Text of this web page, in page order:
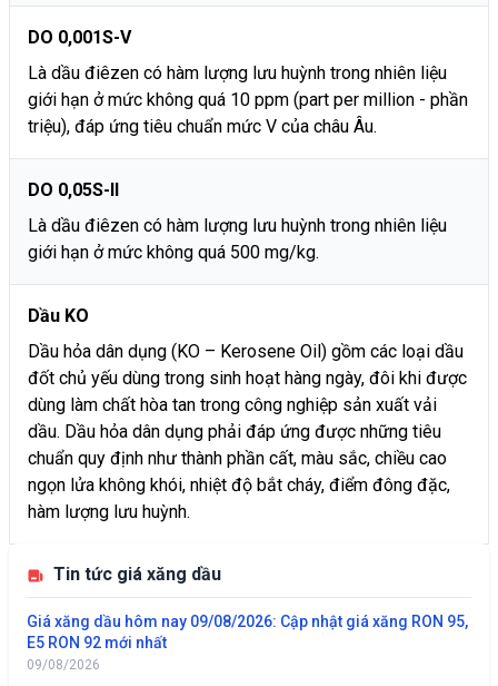
DO 0,001S-V
Là dầu điêzen có hàm lượng lưu huỳnh trong nhiên liệu
giới hạn ở mức không quá 10 ppm (part per million - phần
triệu), đáp ứng tiêu chuẩn mức V của châu Âu.
DO 0,05S-II
Là dầu điêzen có hàm lượng lưu huỳnh trong nhiên liệu
giới hạn ở mức không quá 500 mg/kg.
Dầu KO
Dầu hỏa dân dụng (KO – Kerosene Oil) gồm các loại dầu
đốt chủ yếu dùng trong sinh hoạt hàng ngày, đôi khi được
dùng làm chất hòa tan trong công nghiệp sản xuất vải
dầu. Dầu hỏa dân dụng phải đáp ứng được những tiêu
chuẩn quy định như thành phần cất, màu sắc, chiều cao
ngọn lửa không khói, nhiệt độ bắt cháy, điểm đông đặc,
hàm lượng lưu huỳnh.
Tin tức giá xăng dầu
Giá xăng dầu hôm nay 09/08/2026: Cập nhật giá xăng RON 95,
E5 RON 92 mới nhất
09/08/2026